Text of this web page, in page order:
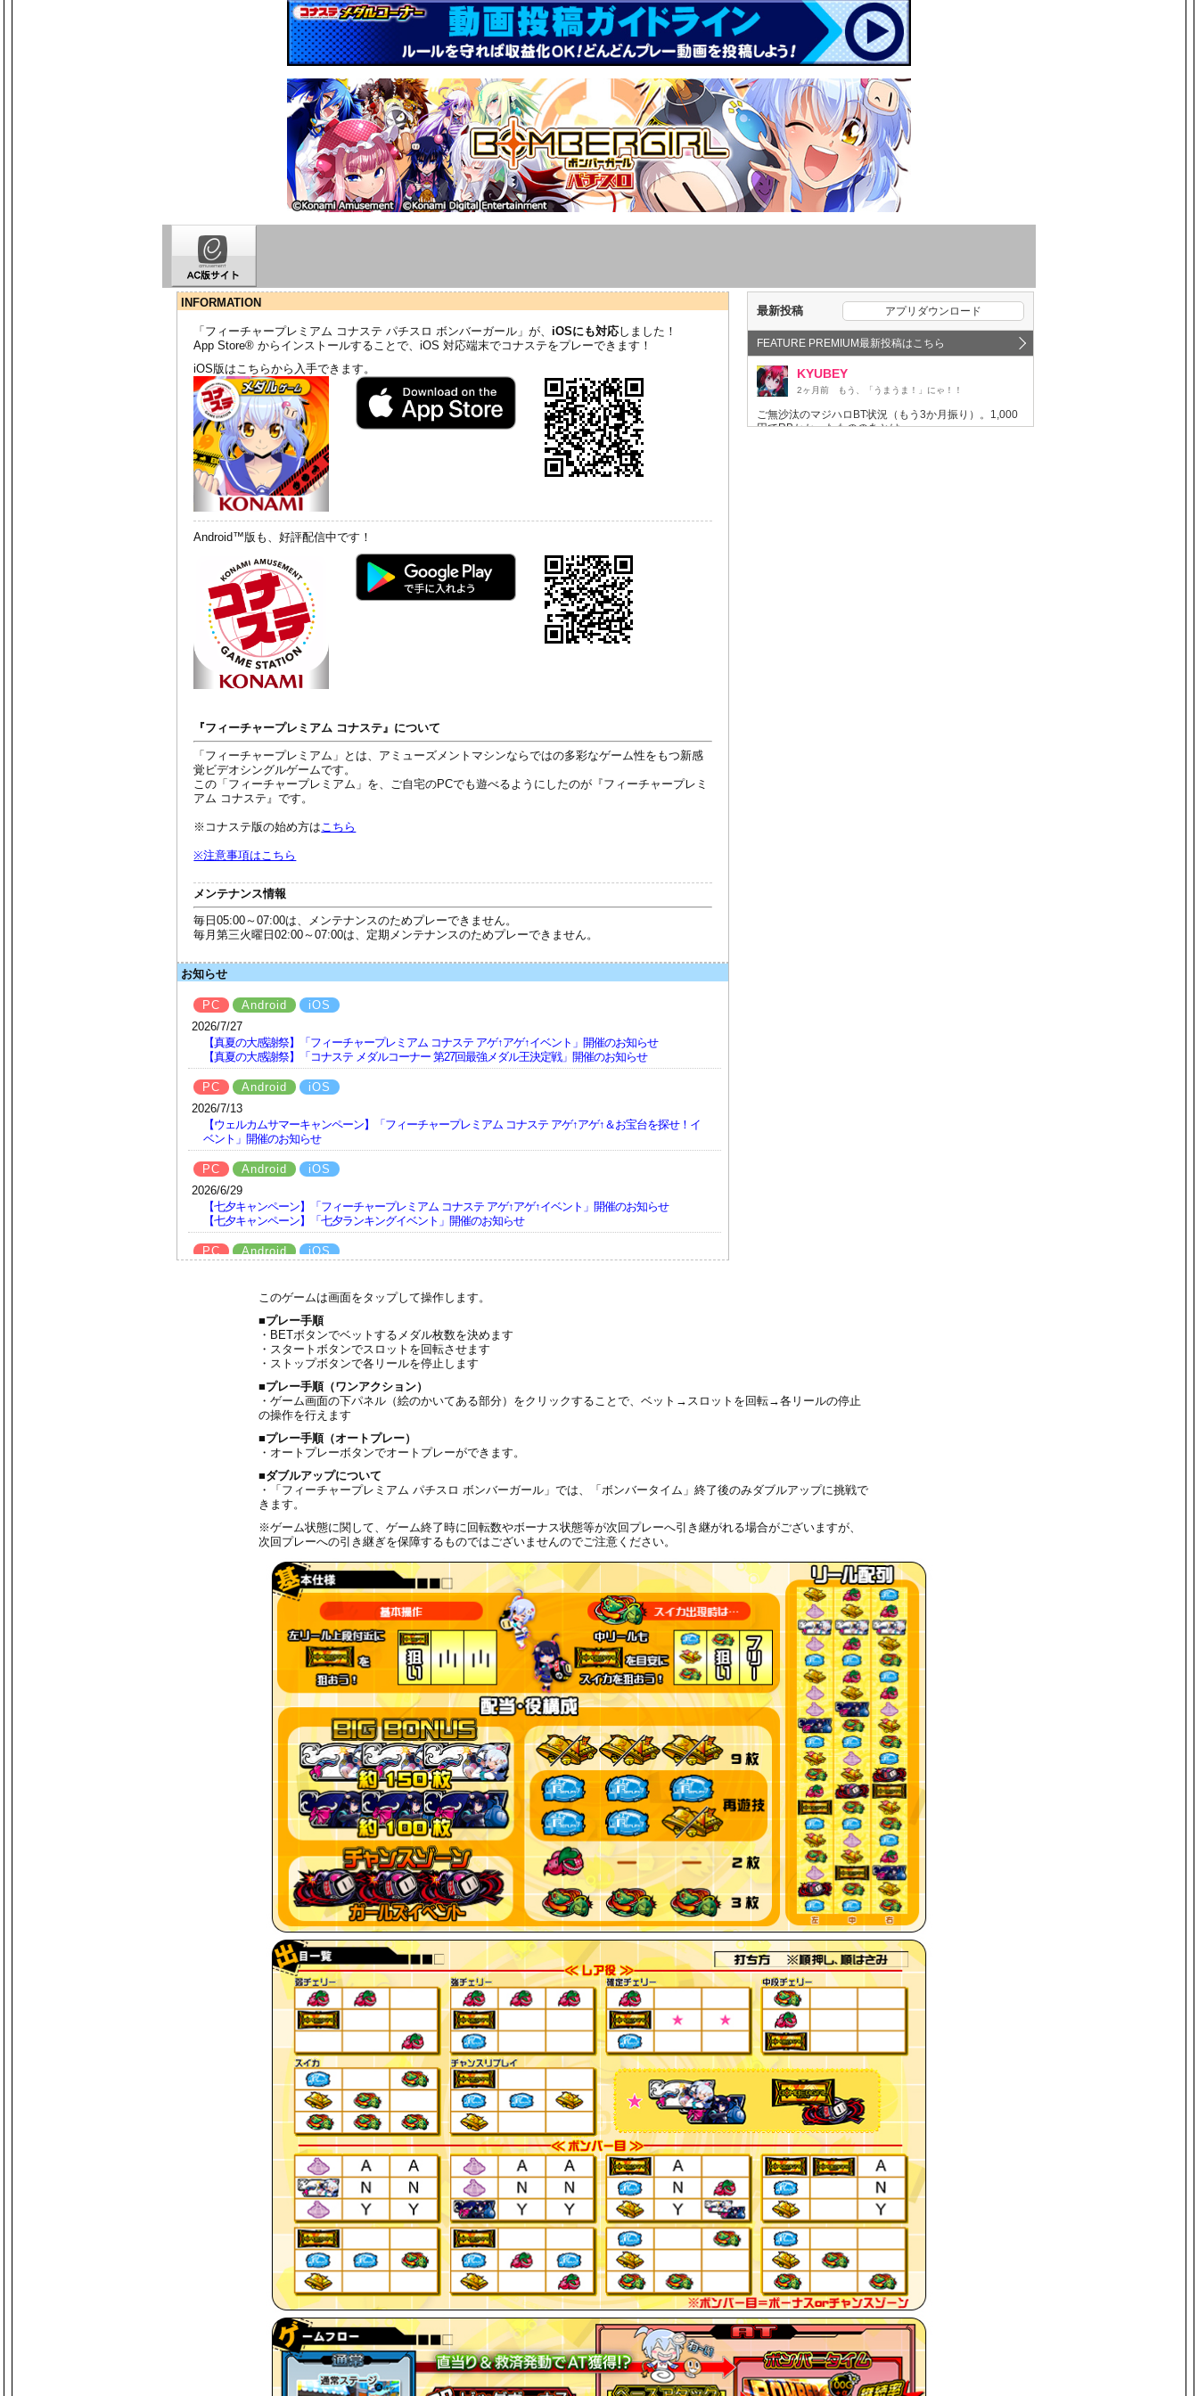
INFORMATION
「フィーチャープレミアム コナステ パチスロ ボンバーガール」が、 iOSにも対応しました！
App Store® からインストールすることで、iOS 対応端末でコナステをプレーできます！
iOS版はこちらから入手できます。
Android™版も、好評配信中です！
『フィーチャープレミアム コナステ』について
「フィーチャープレミアム」とは、アミューズメントマシンならではの多彩なゲーム性をもつ新感
覚ビデオシングルゲームです。
この「フィーチャープレミアム」を、ご自宅のPCでも遊べるようにしたのが『フィーチャープレミ
アム コナステ』です。
※コナステ版の始め方は こちら
※注意事項はこちら
メンテナンス情報
毎日05:00～07:00は、メンテナンスのためプレーできません。
毎月第三火曜日02:00～07:00は、定期メンテナンスのためプレーできません。
お知らせ
PC Android
iOS
2026/7/27
【真夏の大感謝祭】「フィーチャープレミアム コナステ アゲ↑アゲ↑イベント」開催のお知らせ
【真夏の大感謝祭】「コナステ メダルコーナー 第27回最強メダル王決定戦」開催のお知らせ
PC Android
iOS
2026/7/13
【ウェルカムサマーキャンペーン】「フィーチャープレミアム コナステ アゲ↑アゲ↑＆お宝台を探せ！イ
ベント」開催のお知らせ
PC Android
iOS
2026/6/29
【七夕キャンペーン】「フィーチャープレミアム コナステ アゲ↑アゲ↑イベント」開催のお知らせ
【七夕キャンペーン】「七夕ランキングイベント」開催のお知らせ
PC Android
iOS
【深緑キャンペーン】「フィーチャープレミアム コナステ アゲ↑アゲ↑＆お宝台を探せ！イベント」開催
【深緑キャンペーン】「コナステ メダルコーナー 第26回最強メダル王決定戦」開催のお知らせ
Android
iOS
【梅雨を乗り切ろうキャンペーン】「フィーチャープレミアム コナステ アゲ↑アゲ↑イベント」開催のお
Android
iOS
【アーリーサマーキャンペーン】「フィーチャープレミアム コナステ アゲ↑アゲ↑＆お宝台を探せ！イベ
ント」開催のお知らせ
【アーリーサマーキャンペーン】「アーリーサマーランキングイベント」開催のお知らせ
Android
iOS
【新緑キャンペーン】「フィーチャープレミアム コナステ アゲ↑アゲ↑イベント」開催のお知らせ
Android
iOS
【ゴールデンウィークキャンペーン】「フィーチャープレミアム コナステ アゲ↑アゲ↑＆お宝台を探せ！
イベント」開催のお知らせ
【ゴールデンウィークキャンペーン】「コナステ メダルコーナー 第25回最強メダル王決定戦」開催のお
Android
iOS
【イースターキャンペーン】「フィーチャープレミアム コナステ アゲ↑アゲ↑イベント」開催のお知らせ
【イースターキャンペーン】「イースターランキングイベント」開催のお知らせ
Android
iOS
【新生活応援キャンペーン】「フィーチャープレミアム コナステ アゲ↑アゲ↑＆お宝台を探せ！イベン
ト」開催のお知らせ
iOS
【春休みキャンペーン】「フィーチャープレミアム コナステ アゲ↑アゲ↑＆お宝台を探せ！イベント」開
【春休みキャンペーン】「コナステ メダルコーナー 第24回最強メダル王決定戦」開催のお知らせ
Android
iOS
【ホワイトデーキャンペーン】「フィーチャープレミアム コナステ アゲ↑アゲ↑イベント」開催のお知ら
【ホワイトデーキャンペーン】「ホワイトデーランキングイベント」開催のお知らせ
iOS
【ひな祭りキャンペーン】「フィーチャープレミアム コナステ アゲ↑アゲ↑＆お宝台を探せ！イベント」
【ひな祭りキャンペーン】「コナステ メダルコーナー 第23回最強メダル王決定戦」開催のお知らせ
Android
iOS
【バレンタインキャンペーン】「フィーチャープレミアム コナステ アゲ↑アゲ↑イベント」開催のお知ら
iOS
【5周年記念キャンペーン】「フィーチャープレミアム コナステ アゲ↑アゲ↑＆お宝台を探せ！イベント」
開催のお知らせ
【5周年記念キャンペーン】「5周年記念ランキングイベント」開催のお知らせ
Android
iOS
【新春キャンペーン】「フィーチャープレミアム コナステ アゲ↑アゲ↑イベント」開催のお知らせ
このゲームは画面をタップして操作します。
■プレー手順
・BETボタンでベットするメダル枚数を決めます
・スタートボタンでスロットを回転させます
・ストップボタンで各リールを停止します
■プレー手順（ワンアクション）
・ゲーム画面の下パネル（絵のかいてある部分）をクリックすることで、ベット→スロットを回転→各リールの停止
の操作を行えます
■プレー手順（オートプレー）
・オートプレーボタンでオートプレーができます。
■ダブルアップについて
・「フィーチャープレミアム パチスロ ボンバーガール」では、「ボンバータイム」終了後のみダブルアップに挑戦で
きます。
※ゲーム状態に関して、ゲーム終了時に回転数やボーナス状態等が次回プレーへ引き継がれる場合がございますが、
次回プレーへの引き継ぎを保障するものではございませんのでご注意ください。